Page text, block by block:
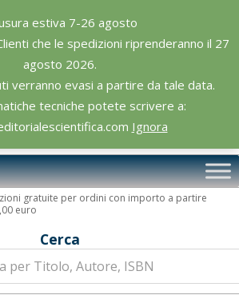
estiva 7-26 agosto
che le spedizioni riprenderanno il 27
agosto 2026.
verranno evasi a partire da tale data.
tecniche potete scrivere a:
Ignora
gratuite per ordini con importo a partire
euro
Cerca